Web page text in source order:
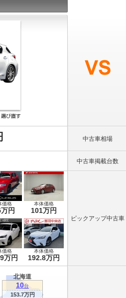
中古車相場
中古車掲載台数
価格
円
本体価格
101万円
価格
万円
本体価格
192.8万円
ピックアップ中古車
北海道
10台
153.7万円